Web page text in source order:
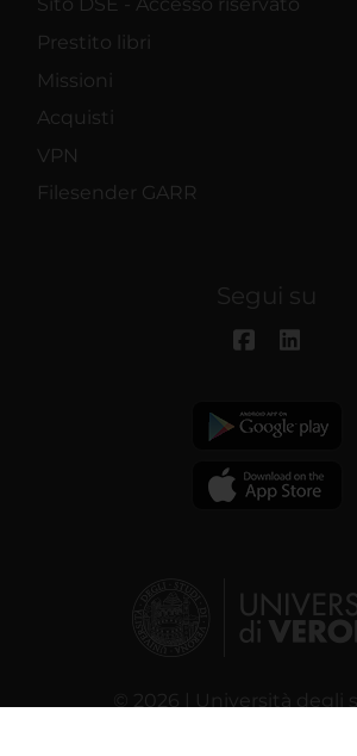
Sito DSE - Accesso riservato
Prestito libri
Missioni
Acquisti
VPN
Filesender GARR
Segui su
© 2026 | Università degli